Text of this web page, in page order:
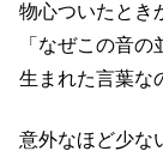
物心ついたとき
「なぜこの音
生まれた言葉な
意外なほど少な